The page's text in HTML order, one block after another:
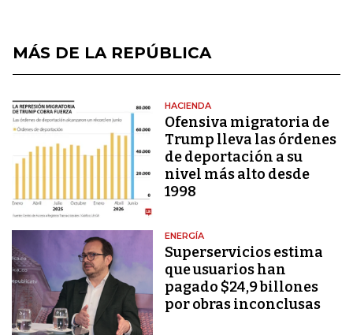
MÁS DE LA REPÚBLICA
HACIENDA
Ofensiva migratoria de
Trump lleva las órdenes
de deportación a su
nivel más alto desde
1998
ENERGÍA
Superservicios estima
que usuarios han
pagado $24,9 billones
por obras inconclusas